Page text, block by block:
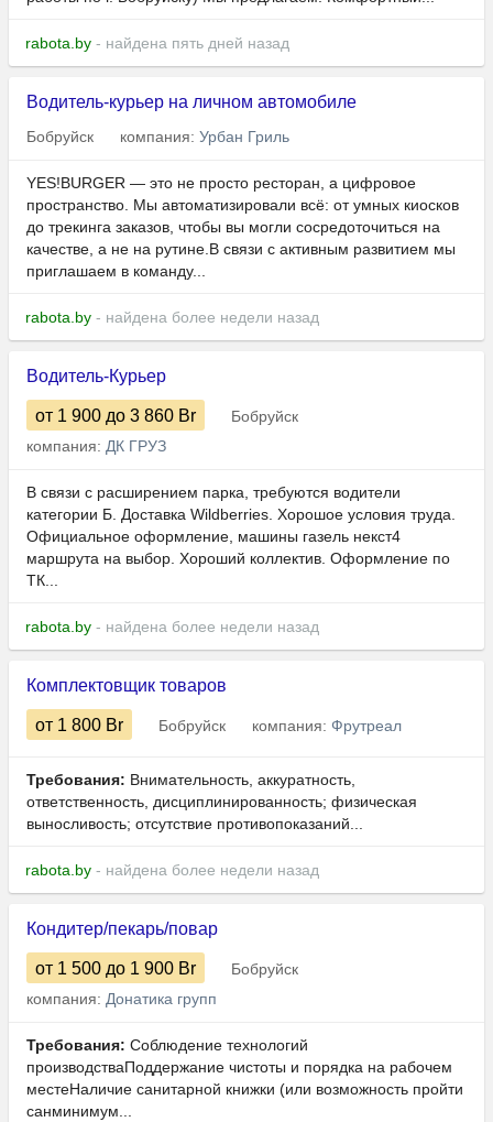
rabota.by - найдена пять дней назад
Водитель-курьер на личном автомобиле
Бобруйск компания: Урбан Гриль
YES!BURGER — это не просто ресторан, а цифровое
пространство. Мы автоматизировали всё: от умных киосков
до трекинга заказов, чтобы вы могли сосредоточиться на
качестве, а не на рутине.В связи с активным развитием мы
приглашаем в команду...
rabota.by - найдена более недели назад
Водитель-Курьер
от 1 900 до 3 860 Br
Бобруйск
компания: ДК ГРУЗ
В связи с расширением парка, требуются водители
категории Б. Доставка Wildberries. Хорошое условия труда.
Официальное оформление, машины газель некст4
маршрута на выбор. Хороший коллектив. Оформление по
ТК...
rabota.by - найдена более недели назад
Комплектовщик товаров
от 1 800 Br Бобруйск компания: Фрутреал
Требования: Внимательность, аккуратность,
ответственность, дисциплинированность; физическая
выносливость; отсутствие противопоказаний...
rabota.by - найдена более недели назад
Кондитер/пекарь/повар
от 1 500 до 1 900 Br
Бобруйск
компания: Донатика групп
Требования: Соблюдение технологий
производстваПоддержание чистоты и порядка на рабочем
местеНаличие санитарной книжки (или возможность пройти
санминимум...